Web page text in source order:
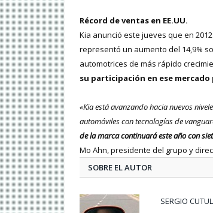
Récord de ventas en EE.UU.
Kia anunció este jueves que en
representó un aumento del 14,9%
automotrices de más rápido
su participación en ese
«Kia está avanzando hacia nuevos
automóviles con tecnologías de
de la marca continuará este año con
Mo Ahn, presidente del grupo y
SOBRE EL AUTOR
SERGIO